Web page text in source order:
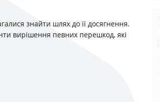
знайти шлях до її досягнення.
вирішення певних перешкод, які